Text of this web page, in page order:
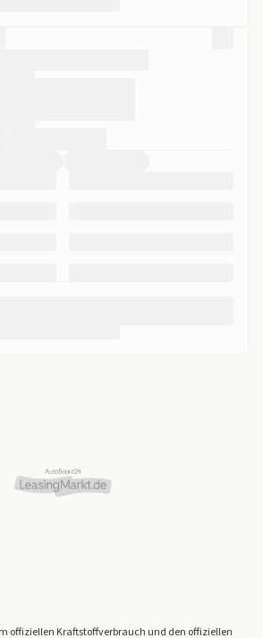
offiziellen Kraftstoffverbrauch und den offiziellen